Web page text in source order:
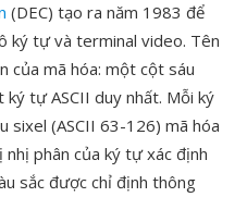
(DEC) tạo ra năm 1983 để
ký tự và terminal video. Tên
của mã hóa: một cột sáu
tự ASCII duy nhất. Mỗi ký
sixel (ASCII 63-126) mã hóa
phân của ký tự xác định
sắc được chỉ định thông